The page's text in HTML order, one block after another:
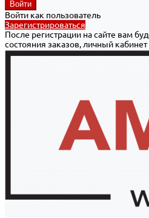
Войти как пользователь
Зарегистрироваться
После регистрации на сайте вам
состояния заказов, личный